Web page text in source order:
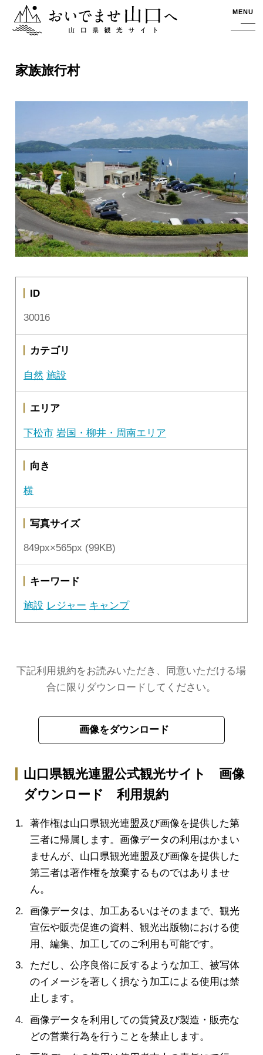
おいでませ山口へー山口県観光サイト MENU
家族旅行村
ID
30016
カテゴリ
自然 施設
エリア
下松市 岩国・柳井・周南エリア
向き
横
写真サイズ
849px×565px (99KB)
キーワード
施設 レジャー キャンプ
下記利用規約をお読みいただき、同意いただける場
合に限りダウンロードしてください。
画像をダウンロード
山口県観光連盟公式観光サイト 画像
ダウンロード 利用規約
著作権は山口県観光連盟及び画像を提供した第
三者に帰属します。画像データの利用はかまい
ませんが、山口県観光連盟及び画像を提供した
第三者は著作権を放棄するものではありませ
ん。
画像データは、加工あるいはそのままで、観光
宣伝や販売促進の資料、観光出版物における使
用、編集、加工してのご利用も可能です。
ただし、公序良俗に反するような加工、被写体
のイメージを著しく損なう加工による使用は禁
止します。
画像データを利用しての賃貸及び製造・販売な
どの営業行為を行うことを禁止します。